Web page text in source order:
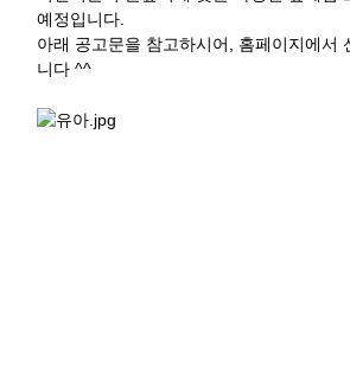
예정입니다.
아래 공고문을 참고하시어, 홈페이지에서
니다 ^^